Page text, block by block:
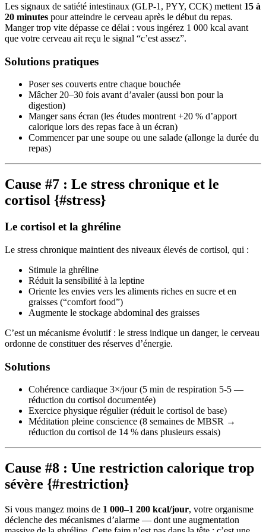
Les signaux de satiété intestinaux (GLP-1, PYY, CCK) mettent 15 à
20 minutes pour atteindre le cerveau après le début du repas.
Manger trop vite dépasse ce délai : vous ingérez 1 000 kcal avant
que votre cerveau ait reçu le signal “c’est assez”.
Solutions pratiques
Poser ses couverts entre chaque bouchée
Mâcher 20–30 fois avant d’avaler (aussi bon pour la
digestion)
Manger sans écran (les études montrent +20 % d’apport
calorique lors des repas face à un écran)
Commencer par une soupe ou une salade (allonge la durée du
repas)
Cause #7 : Le stress chronique et le
cortisol {#stress}
Le cortisol et la ghréline
Le stress chronique maintient des niveaux élevés de cortisol, qui :
Stimule la ghréline
Réduit la sensibilité à la leptine
Oriente les envies vers les aliments riches en sucre et en
graisses (“comfort food”)
Augmente le stockage abdominal des graisses
C’est un mécanisme évolutif : le stress indique un danger, le cerveau
ordonne de constituer des réserves d’énergie.
Solutions
Cohérence cardiaque 3×/jour (5 min de respiration 5-5 —
réduction du cortisol documentée)
Exercice physique régulier (réduit le cortisol de base)
Méditation pleine conscience (8 semaines de MBSR →
réduction du cortisol de 14 % dans plusieurs essais)
Cause #8 : Une restriction calorique trop
sévère {#restriction}
Si vous mangez moins de 1 000–1 200 kcal/jour, votre organisme
déclenche des mécanismes d’alarme — dont une augmentation